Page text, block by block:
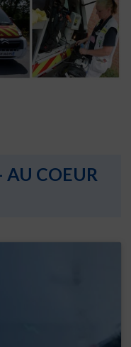
AU COEUR